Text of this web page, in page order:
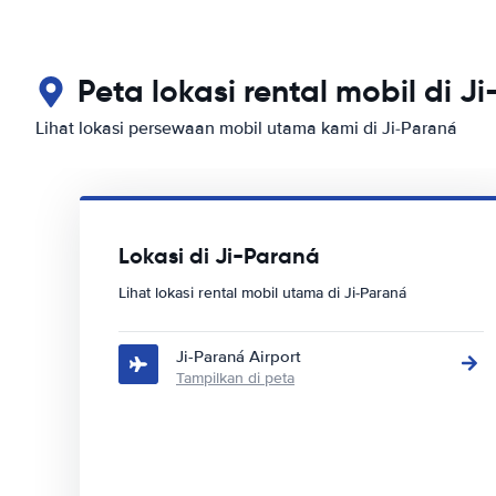
Peta lokasi rental mobil di
Lihat lokasi persewaan mobil utama kami di Ji-Paraná
Lokasi di Ji-Paraná
Lihat lokasi rental mobil utama di Ji-Paraná
Ji-Paraná Airport
Tampilkan di peta